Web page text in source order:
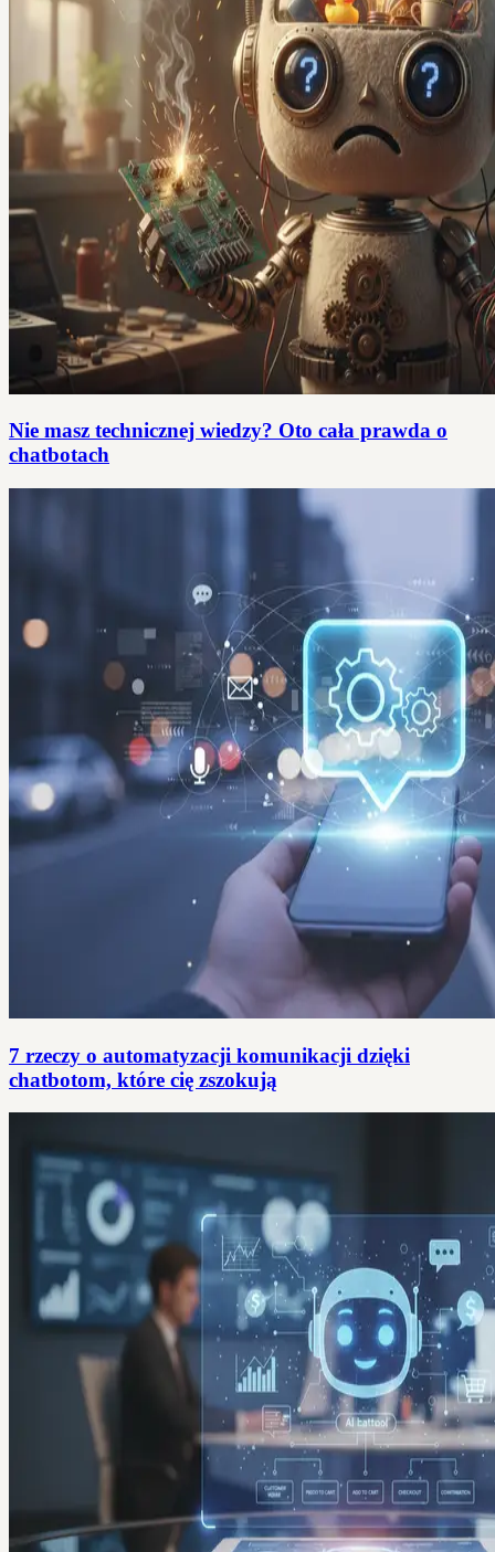
Nie masz technicznej wiedzy? Oto cała prawda o
chatbotach
7 rzeczy o automatyzacji komunikacji dzięki
chatbotom, które cię zszokują